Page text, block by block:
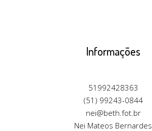
Informações
51992428363
(51) 99243-0844
nei@beth.fot.br
Nei Mateos Bernardes